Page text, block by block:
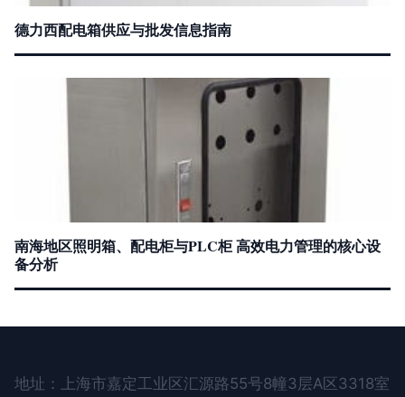
德力西配电箱供应与批发信息指南
南海地区照明箱、配电柜与PLC柜 高效电力管理的核心设
备分析
地址：上海市嘉定工业区汇源路55号8幢3层A区3318室